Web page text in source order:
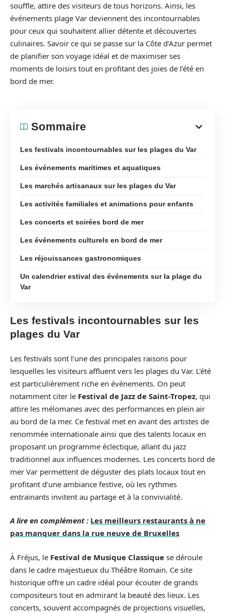
souffle, attire des visiteurs de tous horizons. Ainsi, les
événements plage Var deviennent des incontournables
pour ceux qui souhaitent allier détente et découvertes
culinaires. Savoir ce qui se passe sur la Côte d’Azur permet
de planifier son voyage idéal et de maximiser ses
moments de loisirs tout en profitant des joies de l’été en
bord de mer.
Sommaire
Les festivals incontournables sur les plages du Var
Les événements maritimes et aquatiques
Les marchés artisanaux sur les plages du Var
Les activités familiales et animations pour enfants
Les concerts et soirées bord de mer
Les événements culturels en bord de mer
Les réjouissances gastronomiques
Un calendrier estival des événements sur la plage du
Var
Les festivals incontournables sur les
plages du Var
Les festivals sont l’une des principales raisons pour
lesquelles les visiteurs affluent vers les plages du Var. L’été
est particulièrement riche en événements. On peut
notamment citer le Festival de Jazz de Saint-Tropez, qui
attire les mélomanes avec des performances en plein air
au bord de la mer. Ce festival met en avant des artistes de
renommée internationale ainsi que des talents locaux en
proposant un programme éclectique, allant du jazz
traditionnel aux influences modernes. Les concerts bord de
mer Var permettent de déguster des plats locaux tout en
profitant d’une ambiance festive, où les rythmes
entrainants invitent au partage et à la convivialité.
A lire en complément : Les meilleurs restaurants à ne
pas manquer dans la rue neuve de Bruxelles
À Fréjus, le Festival de Musique Classique se déroule
dans le cadre majestueux du Théâtre Romain. Ce site
historique offre un cadre idéal pour écouter de grands
compositeurs tout en admirant la beauté des lieux. Les
concerts, souvent accompagnés de projections visuelles,